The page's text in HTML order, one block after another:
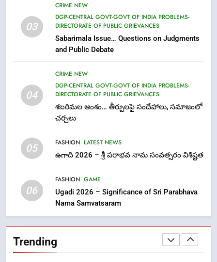
03
CRIME NEW
DGP-CENTRAL GOVT-GOVT OF INDIA PROBLEMS-
DIRECTORATE OF PUBLIC GRIEVANCES
Sabarimala Issue… Questions on Judgments
and Public Debate
04
CRIME NEW
DGP-CENTRAL GOVT-GOVT OF INDIA PROBLEMS-
DIRECTORATE OF PUBLIC GRIEVANCES
శబరిమల అంశం… తీర్పులపై సందేహాలు, సమాజంలో
చర్చలు
05 FASHION LATEST NEWS
ఉగాది 2026 – శ్రీ పరాభవ నామ సంవత్సరం విశిష్టత
06
FASHION GAME
Ugadi 2026 – Significance of Sri Parabhava
Nama Samvatsaram
Trending
7
తిరుమల లడ్డూ నెయ్యి కల్తీ: పవిత్ర
విశ్వాసానికి ద్రోహం
CRIME NEW
Ghee Adulteration in Tirumala
Laddu: A Sacred Trust Betrayed
1
లేఖరి ప్రో సంస్థలో చేరిన విదుర
FASHION